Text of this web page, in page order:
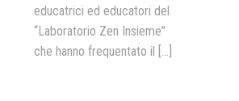
educatrici ed educatori del
“Laboratorio Zen Insieme”
che hanno frequentato il [...]